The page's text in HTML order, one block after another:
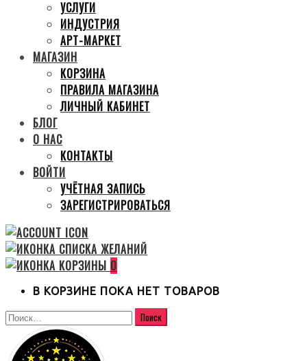
УСЛУГИ
ИНДУСТРИЯ
АРТ-МАРКЕТ
МАГАЗИН
КОРЗИНА
ПРАВИЛА МАГАЗИНА
ЛИЧНЫЙ КАБИНЕТ
БЛОГ
О НАС
КОНТАКТЫ
ВОЙТИ
УЧЁТНАЯ ЗАПИСЬ
ЗАРЕГИСТРИРОВАТЬСЯ
0
В КОРЗИНЕ ПОКА НЕТ ТОВАРОВ